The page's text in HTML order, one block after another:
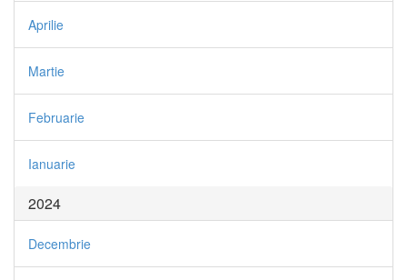
Aprilie
Martie
Februarie
Ianuarie
2024
Decembrie